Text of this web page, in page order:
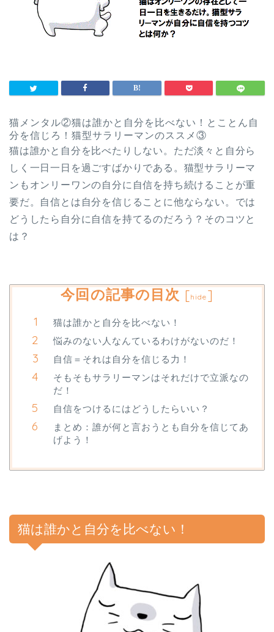
猫メンタル②猫は誰かと自分を比べない！とことん自
分を信じろ！猫型サラリーマンのススメ③
猫は誰かと自分を比べたりしない。ただ淡々と自分ら
しく一日一日を過ごすばかりである。猫型サラリーマ
ンもオンリーワンの自分に自信を持ち続けることが重
要だ。自信とは自分を信じることに他ならない。では
どうしたら自分に自信を持てるのだろう？そのコツと
は？
今回の記事の目次 [hide ]
猫は誰かと自分を比べない！
悩みのない人なんているわけがないのだ！
自信＝それは自分を信じる力！
そもそもサラリーマンはそれだけで立派なの
だ！
自信をつけるにはどうしたらいい？
まとめ：誰が何と言おうとも自分を信じてあ
げよう！
猫は誰かと自分を比べない！